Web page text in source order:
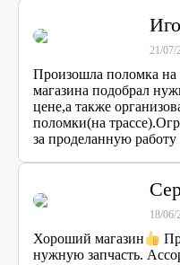
21/07/
Произошла поломка на
магазина подобрал
цене,а также
поломки(на
за проделанную
18/06/
Хороший магазин
нужную запчасть.